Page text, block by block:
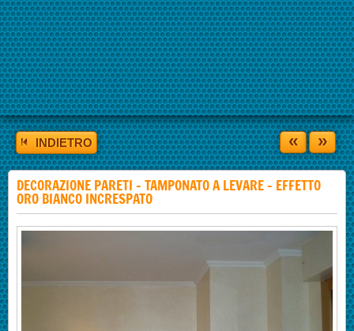
INDIETRO « »
DECORAZIONE PARETI - TAMPONATO A LEVARE - EFFETTO
ORO BIANCO INCRESPATO